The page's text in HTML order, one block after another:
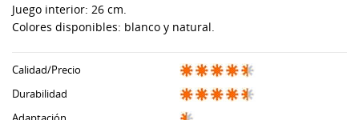
Juego interior: 26 cm.
Colores disponibles: blanco y natural.
Calidad/Precio
Durabilidad